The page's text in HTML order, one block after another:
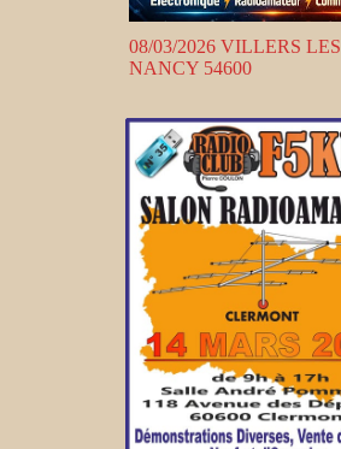
08/03/2026 VILLERS LES
NANCY 54600